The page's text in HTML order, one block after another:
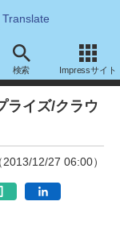
Translate
検索 Impressサイト
ライズ/クラウ
2013/12/27 06:00）